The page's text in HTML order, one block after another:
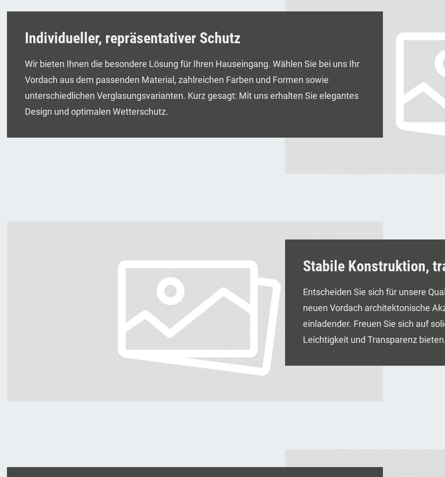
Individueller, repräsentativer Schutz
Wir bieten Ihnen die besondere Lösung für Ihren Hauseingang. Wählen Sie bei uns Ihr
Vordach aus dem passenden Material, zahlreichen Farben und Formen sowie
unterschiedlichen Verglasungsvarianten. Kurz gesagt: Mit uns erhalten Sie elegantes
Design und optimalen Wetterschutz.
Stabile Konstruktion,
Entscheiden Sie sich für unsere
neuen Vordach architektonische
einladender. Freuen Sie sich auf
Leichtigkeit und Transparenz